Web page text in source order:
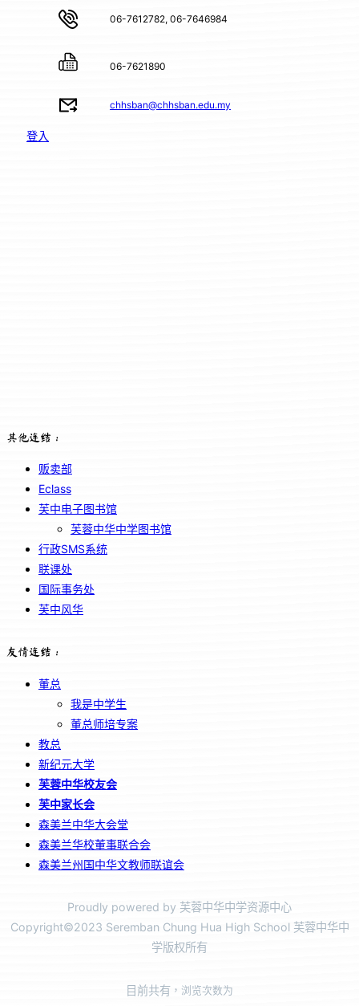
06-7612782, 06-7646984
06-7621890
chhsban@chhsban.edu.my
登入
其他连结：
贩卖部
Eclass
芙中电子图书馆
芙蓉中华中学图书馆
行政SMS系统
联课处
国际事务处
芙中风华
友情连结：
董总
我是中学生
董总师培专案
教总
新纪元大学
芙蓉中华校友会
芙中家长会
森美兰中华大会堂
森美兰华校董事联合会
森美兰州国中华文教师联谊会
Proudly powered by 芙蓉中华中学资源中心
Copyright©2023 Seremban Chung Hua High School 芙蓉中华中
学版权所有
目前共有 ，浏览次数为